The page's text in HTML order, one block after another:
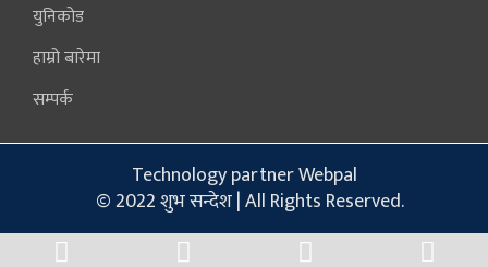
युनिकोड
हाम्रो बारेमा
सम्पर्क
© 2022 शुभ सन्देश | All Rights Reserved.
Technology partner Webpal